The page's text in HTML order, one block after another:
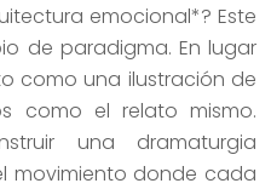
emocional*? Este
de paradigma. En lugar
como una ilustración de
como el relato mismo.
una dramaturgia
movimiento donde cada